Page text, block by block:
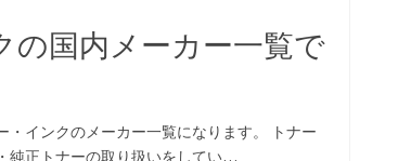
の国内メーカー一覧で
・インクのメーカー一覧になります。 トナー
純正トナーの取り扱いをしてい…